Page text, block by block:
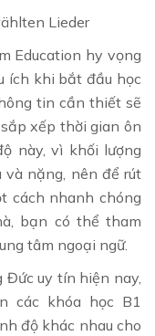
Lieder
Education hy vọng
ích khi bắt đầu học
tin cần thiết sẽ
xếp thời gian ôn
này, vì khối lượng
nặng, nên để rút
cách nhanh chóng
bạn có thể tham
tâm ngoại ngữ.
Đức uy tín hiện nay,
các khóa học B1
độ khác nhau cho